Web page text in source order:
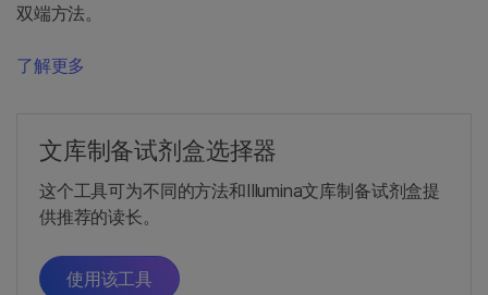
双端方法。
了解更多
文库制备试剂盒选择器
这个工具可为不同的方法和Illumina文库制备试剂盒提
供推荐的读长。
使用该工具